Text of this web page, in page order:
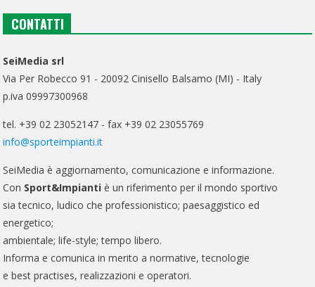
CONTATTI
SeiMedia srl
Via Per Robecco 91 - 20092 Cinisello Balsamo (MI) - Italy
p.iva 09997300968
tel. +39 02 23052147 - fax +39 02 23055769
info@sporteimpianti.it
SeiMedia è aggiornamento, comunicazione e informazione.
Con Sport&Impianti è un riferimento per il mondo sportivo
sia tecnico, ludico che professionistico; paesaggistico ed
energetico;
ambientale; life-style; tempo libero.
Informa e comunica in merito a normative, tecnologie
e best practises, realizzazioni e operatori.